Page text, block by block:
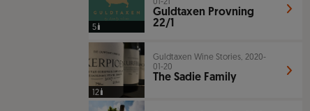
5
01-21
Guldtaxen Provning
22/1
12
Guldtaxen Wine Stories, 2020-
01-20
The Sadie Family